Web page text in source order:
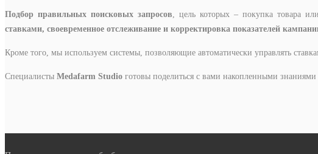
Подбор правильных поисковых запросов, цель которых – покупка товара
ставками, своевременное отслеживание и корректировка показателей
Кроме того, мы используем системы, позволяющие автоматически управлять
Специалисты Medafarm Studio готовы поделиться с вами накопленными